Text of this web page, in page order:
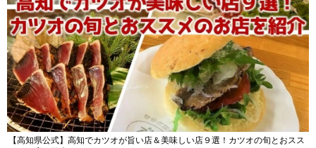
【高知県公式】高知でカツオが旨い店＆美味しい店９選！カツオの旬とおスス